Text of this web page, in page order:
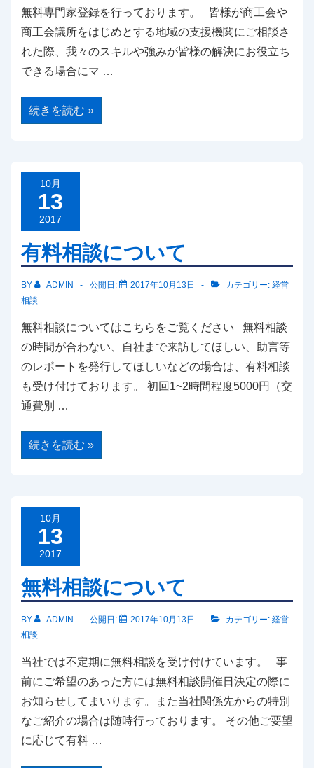
無料専門家登録を行っております。 皆様が商工会や
商工会議所をはじめとする地域の支援機関にご相談さ
れた際、我々のスキルや強みが皆様の解決にお役立ち
できる場合にマ …
ミ
ラ
サ
に
続きを読む »
10月
13
2017
有料相談について
BY ADMIN 公開日: 2017年10月13日 カテゴリー: 経営
相談
無料相談についてはこちらをご覧ください 無料相談
の時間が合わない、自社まで来訪してほしい、助言等
のレポートを発行してほしいなどの場合は、有料相談
も受け付けております。 初回1~2時間程度5000円（交
通費別 …
有
料
相
い
続きを読む »
10月
13
2017
無料相談について
BY ADMIN 公開日: 2017年10月13日 カテゴリー: 経営
相談
当社では不定期に無料相談を受け付けています。 事
前にご希望のあった方には無料相談開催日決定の際に
お知らせしてまいります。また当社関係先からの特別
なご紹介の場合は随時行っております。 その他ご要望
に応じて有料 …